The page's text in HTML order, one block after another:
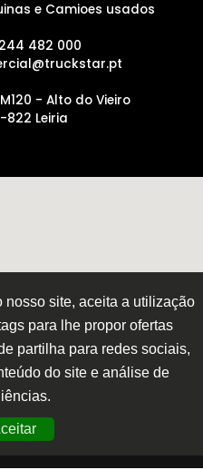
nosso site, aceita a utilização
para lhe propor ofertas
partilha para redes sociais,
do site e análise de
e Camioes usados
482 000
- Alto do Vieiro
822 Leiria